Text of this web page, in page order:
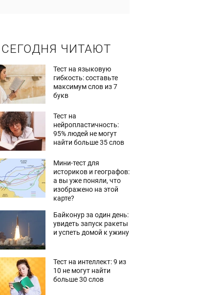
СЕГОДНЯ ЧИТАЮТ
Тест на языковую
гибкость: составьте
максимум слов из 7
букв
Тест на
нейропластичность:
95% людей не могут
найти больше 35 слов
Мини-тест для
историков и географов:
а вы уже поняли, что
изображено на этой
карте?
Байконур за один день:
увидеть запуск ракеты
и успеть домой к ужину
Тест на интеллект: 9 из
10 не могут найти
больше 30 слов